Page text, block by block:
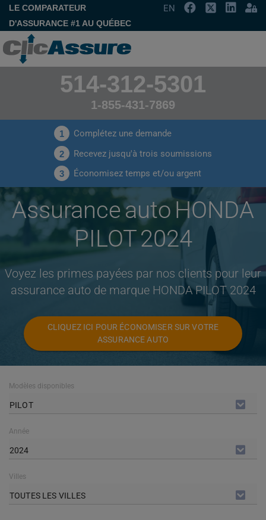
LE COMPARATEUR
D'ASSURANCE #1 AU QUÉBEC
EN
514-312-5301
1-855-431-7869
1 Complétez une demande
2 Recevez jusqu'à trois soumissions
3 Économisez temps et/ou argent
Assurance auto HONDA
PILOT 2024
Voyez les primes payées par nos clients pour leur
assurance auto de marque HONDA PILOT 2024
CLIQUEZ ICI POUR ÉCONOMISER SUR VOTRE
ASSURANCE AUTO
Modèles disponibles
PILOT
Année
2024
Villes
TOUTES LES VILLES